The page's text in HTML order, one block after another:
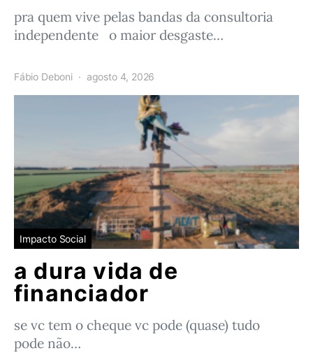
pra quem vive pelas bandas da consultoria
independente o maior desgaste…
Fábio Deboni agosto 4, 2026
Impacto Social
a dura vida de
financiador
se vc tem o cheque vc pode (quase) tudo
pode não…